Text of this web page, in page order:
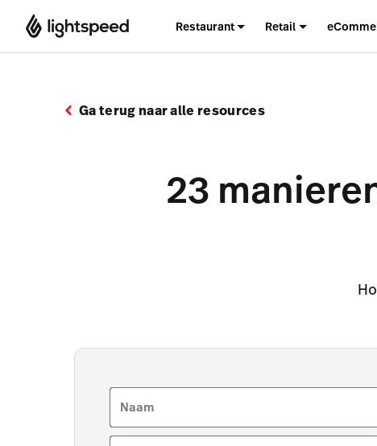
Restaurant Retail
Ga terug naar alle resources
23
Naam